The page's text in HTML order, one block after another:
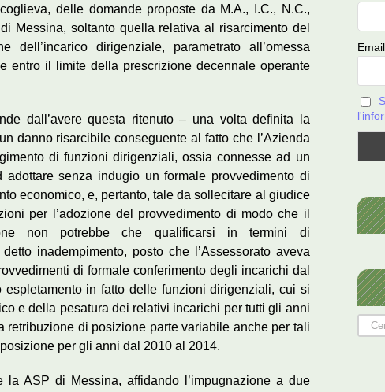
delle domande proposte da M.A., I.C., N.C.,
Messina, soltanto quella relativa al risarcimento del
dell’incarico dirigenziale, parametrato all’omessa
entro il limite della prescrizione decennale operante
dall’avere questa ritenuto – una volta definita la
danno risarcibile conseguente al fatto che l’Azienda
di funzioni dirigenziali, ossia connesse ad un
senza indugio un formale provvedimento di
economico, e, pertanto, tale da sollecitare al giudice
per l’adozione del provvedimento di modo che il
non potrebbe che qualificarsi in termini di
inadempimento, posto che l’Assessorato aveva
di formale conferimento degli incarichi dal
espletamento in fatto delle funzioni dirigenziali, cui si
e della pesatura dei relativi incarichi per tutti gli anni
di posizione parte variabile anche per tali
per gli anni dal 2010 al 2014.
ASP di Messina, affidando l’impugnazione a due
Email
per: